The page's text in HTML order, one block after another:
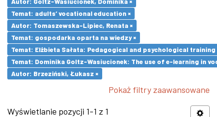
Temat: adults’ vocational education ×
Autor: Tomaszewska-Lipiec, Renata ×
Temat: gospodarka oparta na wiedzy ×
Temat: Elżbieta Sałata: Pedagogical and psychological
Temat: Dominika Goltz-Wasiucionek: The use of e-learning in
Autor: Brzeziński, Łukasz ×
Pokaż filtry zaawansowane
Wyświetlanie pozycji 1-1 z 1